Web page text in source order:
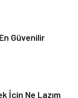
Güvenilir
İçin Ne Lazım